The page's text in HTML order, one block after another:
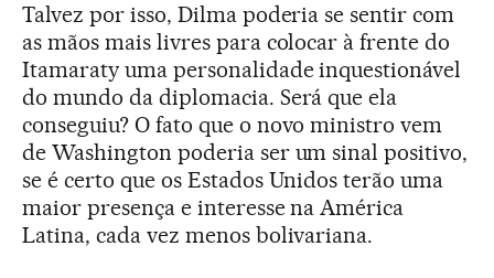
Talvez por isso, Dilma poderia se sentir com
as mãos mais livres para colocar à frente do
Itamaraty uma personalidade inquestionável
do mundo da diplomacia. Será que ela
conseguiu? O fato que o novo ministro vem
de Washington poderia ser um sinal positivo,
se é certo que os Estados Unidos terão uma
maior presença e interesse na América
Latina, cada vez menos bolivariana.